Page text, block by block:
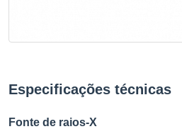
Especificações técnicas
Fonte de raios-X